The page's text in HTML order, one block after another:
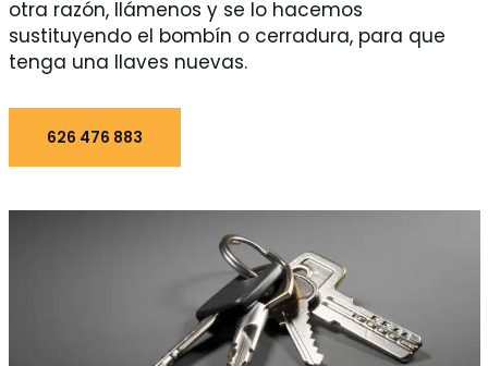
otra razón, llámenos y se lo hacemos
sustituyendo el bombín o cerradura, para que
tenga una llaves nuevas.
626 476 883